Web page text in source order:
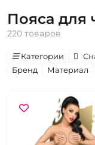
Пояса для
220 товаров
Категории
Бренд
Материал